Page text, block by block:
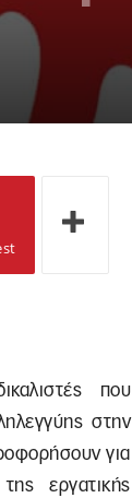
που
στην
για
εργατικής